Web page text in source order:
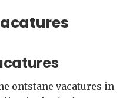
ontstane vacatures in